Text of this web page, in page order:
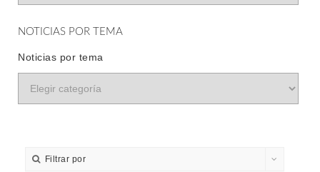
NOTICIAS POR TEMA
Noticias por tema
Filtrar por